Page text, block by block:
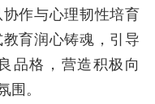
作与心理韧性培育
育润心铸魂，引导
品格，营造积极向
围。